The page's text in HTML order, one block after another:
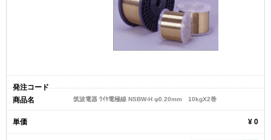
筑波電器 ﾜｲﾔ電極線 NSBW-H φ0.20mm 10kgX2巻
¥ 0